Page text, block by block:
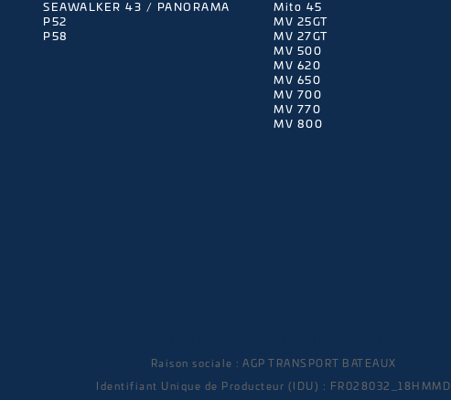
SEAWALKER 43 / PANORAMA
P52
P58
Mito 45
MV 25GT
MV 27GT
MV 500
MV 620
MV 650
MV 700
MV 770
MV 800
Raison sociale : AGP TRANSPORT BATEAUX
Identifiant Unique de Producteur (IDU) : FR028032_18HMMD